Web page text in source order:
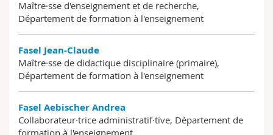
Maître·sse d'enseignement et de recherche,
Département de formation à l'enseignement
Fasel Jean-Claude
Maître·sse de didactique disciplinaire (primaire),
Département de formation à l'enseignement
Fasel Aebischer Andrea
Collaborateur·trice administratif·tive, Département de
formation à l'enseignement